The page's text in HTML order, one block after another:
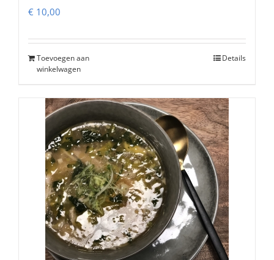
€ 10,00
Toevoegen aan
winkelwagen
Details